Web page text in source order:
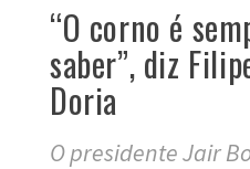
“O corno é
saber”, diz
Doria
O presidente Jair